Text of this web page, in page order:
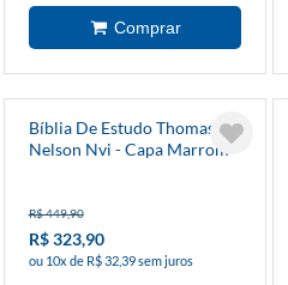
Bíblia De Estudo Thomas
Nelson Nvi - Capa Marrom -
R$ 449,90
R$ 323,90
ou 10x de R$ 32,39 sem juros